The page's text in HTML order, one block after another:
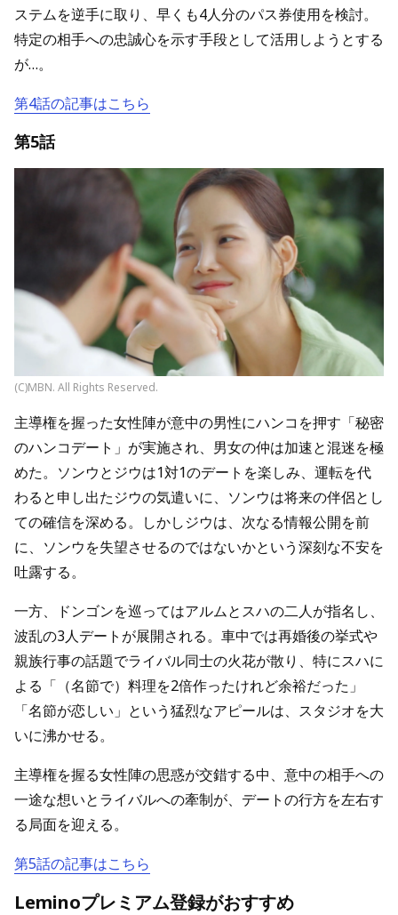
ステムを逆手に取り、早くも4人分のパス券使用を検討。
特定の相手への忠誠心を示す手段として活用しようとする
が…。
第4話の記事はこちら
第5話
(C)MBN. All Rights Reserved.
主導権を握った女性陣が意中の男性にハンコを押す「秘密
のハンコデート」が実施され、男女の仲は加速と混迷を極
めた。ソンウとジウは1対1のデートを楽しみ、運転を代
わると申し出たジウの気遣いに、ソンウは将来の伴侶とし
ての確信を深める。しかしジウは、次なる情報公開を前
に、ソンウを失望させるのではないかという深刻な不安を
吐露する。
一方、ドンゴンを巡ってはアルムとスハの二人が指名し、
波乱の3人デートが展開される。車中では再婚後の挙式や
親族行事の話題でライバル同士の火花が散り、特にスハに
よる「（名節で）料理を2倍作ったけれど余裕だった」
「名節が恋しい」という猛烈なアピールは、スタジオを大
いに沸かせる。
主導権を握る女性陣の思惑が交錯する中、意中の相手への
一途な想いとライバルへの牽制が、デートの行方を左右す
る局面を迎える。
第5話の記事はこちら
Leminoプレミアム登録がおすすめ